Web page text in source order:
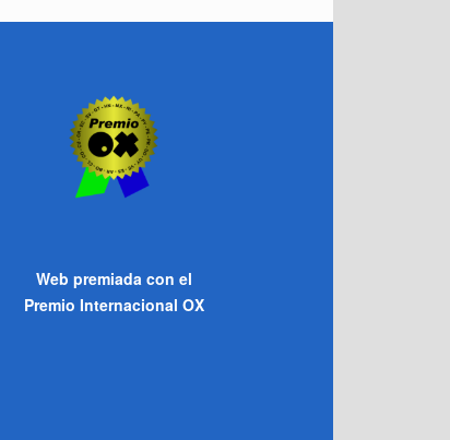
Web premiada con el
Premio Internacional OX